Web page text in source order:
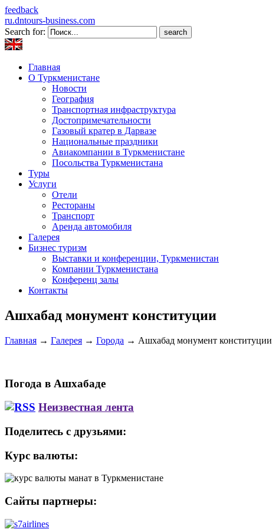
feedback
ru.dntours-business.com
Search for:
Главная
О Туркменистане
Новости
География
Транспортная инфраструктура
Достопримечательности
Газовый кратер в Дарвазе
Национальные праздники
Авиакомпании в Туркменистане
Посольства Туркменистана
Туры
Услуги
Отели
Рестораны
Транспорт
Аренда автомобиля
Галерея
Бизнес туризм
Выставки и конференции, Туркменистан
Компании Туркменистана
Конференц залы
Контакты
Ашхабад монумент конституции
Главная → Галерея → Города → Ашхабад монумент конституции
Погода в Ашхабаде
Неизвестная лента
Поделитесь с друзьями:
Курс валюты:
Сайты партнеры: